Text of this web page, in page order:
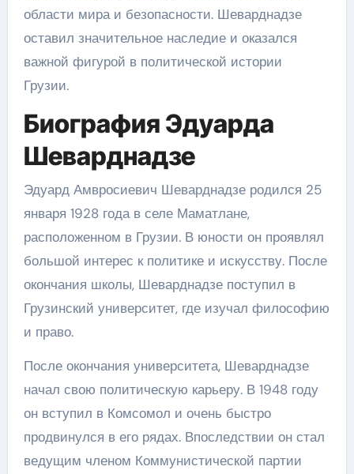
области мира и безопасности. Шеварднадзе
оставил значительное наследие и оказался
важной фигурой в политической истории
Грузии.
Биография Эдуарда
Шеварднадзе
Эдуард Амвросиевич Шеварднадзе родился 25
января 1928 года в селе Маматлане,
расположенном в Грузии. В юности он проявлял
большой интерес к политике и искусству. После
окончания школы, Шеварднадзе поступил в
Грузинский университет, где изучал философию
и право.
После окончания университета, Шеварднадзе
начал свою политическую карьеру. В 1948 году
он вступил в Комсомол и очень быстро
продвинулся в его рядах. Впоследствии он стал
ведущим членом Коммунистической партии